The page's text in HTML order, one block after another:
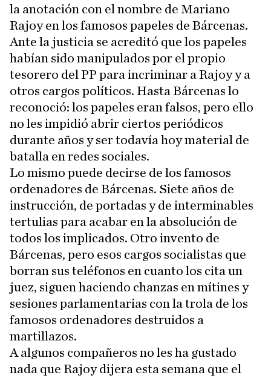
la anotación con el nombre de Mariano
Rajoy en los famosos papeles de Bárcenas.
Ante la justicia se acreditó que los papeles
habían sido manipulados por el propio
tesorero del PP para incriminar a Rajoy y a
otros cargos políticos. Hasta Bárcenas lo
reconoció: los papeles eran falsos, pero ello
no les impidió abrir ciertos periódicos
durante años y ser todavía hoy material de
batalla en redes sociales.
Lo mismo puede decirse de los famosos
ordenadores de Bárcenas. Siete años de
instrucción, de portadas y de interminables
tertulias para acabar en la absolución de
todos los implicados. Otro invento de
Bárcenas, pero esos cargos socialistas que
borran sus teléfonos en cuanto los cita un
juez, siguen haciendo chanzas en mítines y
sesiones parlamentarias con la trola de los
famosos ordenadores destruidos a
martillazos.
A algunos compañeros no les ha gustado
nada que Rajoy dijera esta semana que el